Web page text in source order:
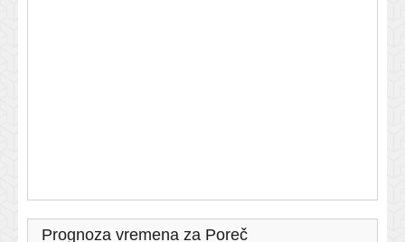
Prognoza vremena za Poreč